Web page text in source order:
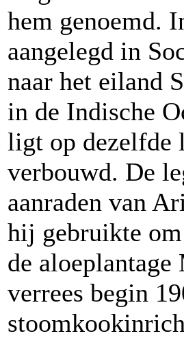
hem genoemd.
aangelegd in
naar het eiland
in de Indische
ligt op dezelfde
verbouwd. De
aanraden van
hij gebruikte
de
verrees begin